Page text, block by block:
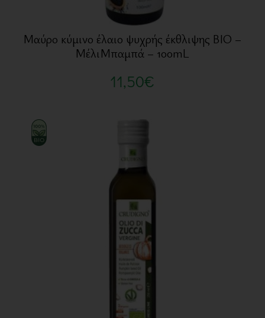
Μαύρο κύμινο έλαιο ψυχρής έκθλιψης BIO –
ΜέλιΜπαμπά – 100mL
11,50€